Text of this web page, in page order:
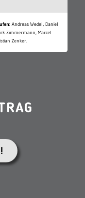
Andreas Wedel, Daniel
Zimmermann, Marcel
Zenker.